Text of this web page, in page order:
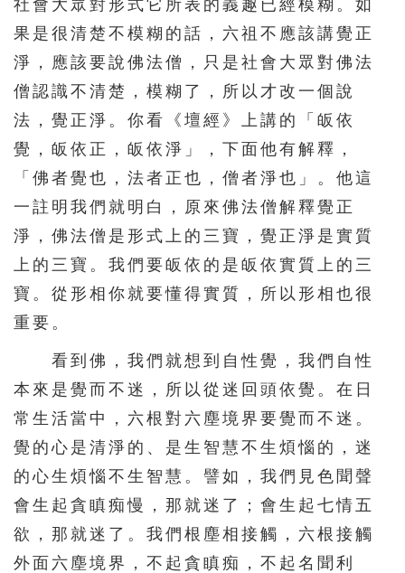
社會大眾對形式它所表的義趣已經模糊。如
果是很清楚不模糊的話，六祖不應該講覺正
淨，應該要說佛法僧，只是社會大眾對佛法
僧認識不清楚，模糊了，所以才改一個說
法，覺正淨。你看《壇經》上講的「皈依
覺，皈依正，皈依淨」，下面他有解釋，
「佛者覺也，法者正也，僧者淨也」。他這
一註明我們就明白，原來佛法僧解釋覺正
淨，佛法僧是形式上的三寶，覺正淨是實質
上的三寶。我們要皈依的是皈依實質上的三
寶。從形相你就要懂得實質，所以形相也很
重要。
看到佛，我們就想到自性覺，我們自性
本來是覺而不迷，所以從迷回頭依覺。在日
常生活當中，六根對六塵境界要覺而不迷。
覺的心是清淨的、是生智慧不生煩惱的，迷
的心生煩惱不生智慧。譬如，我們見色聞聲
會生起貪瞋痴慢，那就迷了；會生起七情五
欲，那就迷了。我們根塵相接觸，六根接觸
外面六塵境界，不起貪瞋痴，不起名聞利